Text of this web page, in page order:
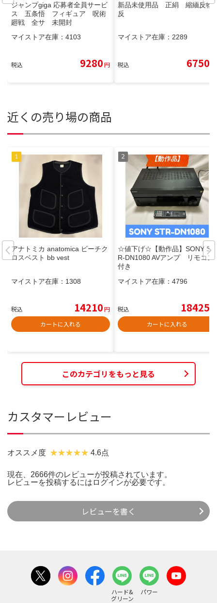
ジャンプgiga 応募者全員サービ
ス 五条悟 フィギュア 呪術
廻戦 全サ 未開封
マイストア在庫： 4103
税込 9280円
新品未使用品 正絹 縮緬反物2
反
マイストア在庫： 2289
税込 6750
近くの売り場の商品
アナトミカ anatomica ビーチク
ロスベスト bb vest
マイストア在庫： 1308
税込 14210円
カートに入れる
☆値下げ☆【動作品】SONY ST
R-DN1080 AVアンプ リモコン
付き
マイストア在庫： 4796
税込 18425
カートに入れる
このカテゴリをもっと見る
カスタマーレビュー
オススメ度 4.6点
現在、2666件のレビューが投稿されています。
レビューを投稿するには ログインが必要です。
レビューを書く
ハード&
グリーン
パワー